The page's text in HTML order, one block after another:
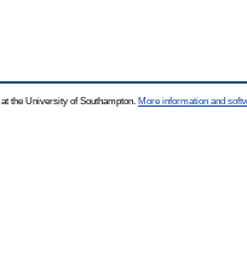
at the University of Southampton. More information and